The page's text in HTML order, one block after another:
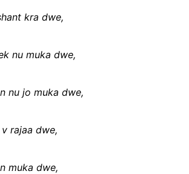
kra dwe,
nu muka dwe,
nu jo muka dwe,
rajaa dwe,
muka dwe,